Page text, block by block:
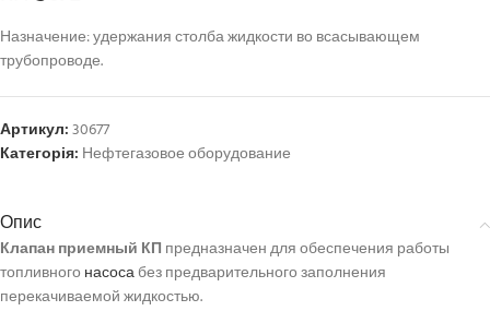
Назначение: удержания столба жидкости во всасывающем
трубопроводе.
Артикул:30677
Категорія: Нефтегазовое оборудование
Опис
Клапан приемный КП предназначен для обеспечения работы
топливного насосабез предварительного заполнения
перекачиваемой жидкостью.